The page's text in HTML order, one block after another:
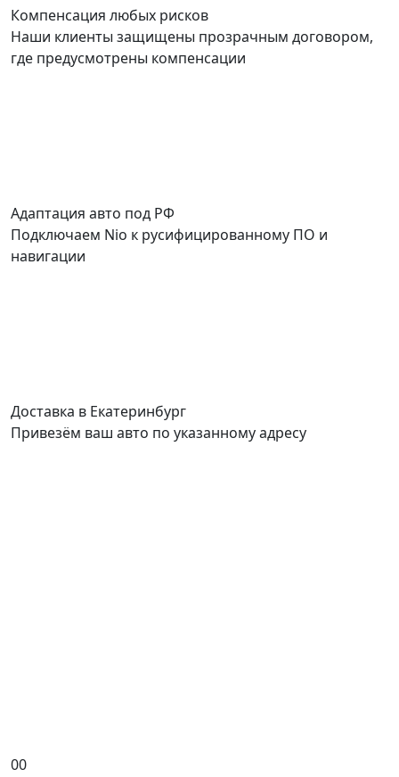
Компенсация любых рисков
Наши клиенты защищены прозрачным договором,
где предусмотрены компенсации
Адаптация авто под РФ
Подключаем Nio к русифицированному ПО и
навигации
Доставка в Екатеринбург
Привезём ваш авто по указанному адресу
00